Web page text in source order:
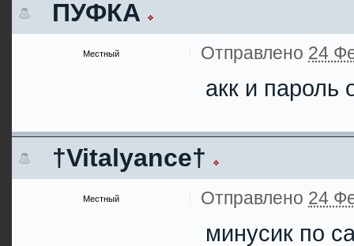
ПУФКА
Местный Отправлено 24
акк и пароль
†Vitalyance†
Местный Отправлено 24
минусик по